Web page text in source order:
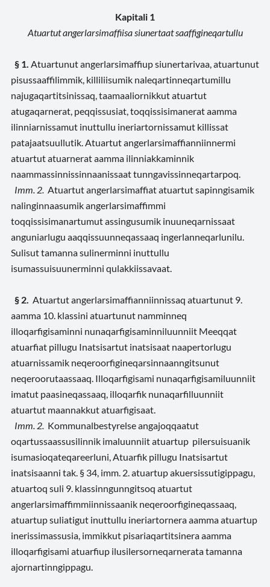
Kapitali 1
Atuartut angerlarsimaffiisa siunertaat saaffigineqartullu
§ 1. Atuartunut angerlarsimaffiup siunertarivaa, atuartunut
pisussaaffilimmik, killiliisumik naleqartinneqartumillu
najugaqartitsinissaq, taamaaliornikkut atuartut
atugaqarnerat, peqqissusiat, toqqissisimanerat aamma
ilinniarnissamut inuttullu ineriartornissamut killissat
patajaatsuullutik. Atuartut angerlarsimaffianniinnermi
atuartut atuarnerat aamma ilinniakkaminnik
naammassinnissinnaanissaat tunngavissinneqartarpoq.
Imm. 2. Atuartut angerlarsimaffiat atuartut sapinngisamik
nalinginnaasumik angerlarsimaffimmi
toqqissisimanartumut assingusumik inuuneqarnissaat
anguniarlugu aaqqissuunneqassaaq ingerlanneqarlunilu.
Sulisut tamanna sulinerminni inuttullu
isumassuisuunerminni qulakkiissavaat.
§ 2. Atuartut angerlarsimaffianniinnissaq atuartunut 9.
aamma 10. klassini atuartunut namminneq
illoqarfigisaminni nunaqarfigisaminniluunniit Meeqqat
atuarfiat pillugu Inatsisartut inatsisaat naapertorlugu
atuarnissamik neqeroorfigineqarsinnaanngitsunut
neqeroorutaassaaq. Illoqarfigisami nunaqarfigisamiluunniit
imatut paasineqassaaq, illoqarfik nunaqarfilluunniit
atuartut maannakkut atuarfigisaat.
Imm. 2. Kommunalbestyrelse angajoqqaatut
oqartussaassusilinnik imaluunniit atuartup pilersuisuanik
isumasioqateqareerluni, Atuarfik pillugu Inatsisartut
inatsisaanni tak. § 34, imm. 2. atuartup akuersissutigippagu,
atuartoq suli 9. klassinngunngitsoq atuartut
angerlarsimaffimmiinnissaanik neqeroorfigineqassaaq,
atuartup suliatigut inuttullu ineriartornera aamma atuartup
inerissimassusia, immikkut pisariaqartitsinera aamma
illoqarfigisami atuarfiup ilusilersorneqarnerata tamanna
ajornartinngippagu.